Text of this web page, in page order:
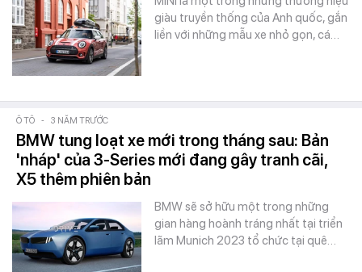
giàu truyền thống của Anh quốc, gắn
liền với những mẫu xe nhỏ gọn, cá…
Ô TÔ - 3 NĂM TRƯỚC
BMW tung loạt xe mới trong tháng sau: Bản
'nháp' của 3-Series mới đang gây tranh cãi,
X5 thêm phiên bản
BMW sẽ sở hữu một trong những
gian hàng hoành tráng nhất tại triển
lãm Munich 2023 tổ chức tại quê…